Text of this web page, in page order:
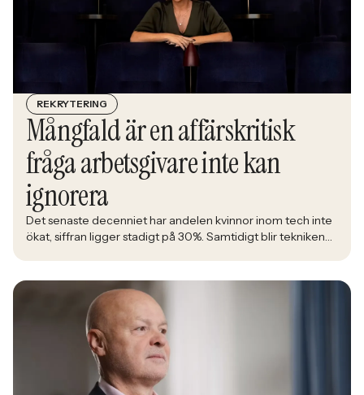
REKRYTERING
Mångfald är en affärskritisk
fråga arbetsgivare inte kan
ignorera
Det senaste decenniet har andelen kvinnor inom tech inte
ökat, siffran ligger stadigt på 30%. Samtidigt blir tekniken
den låga andelen kvinnor inom branschen är en ren